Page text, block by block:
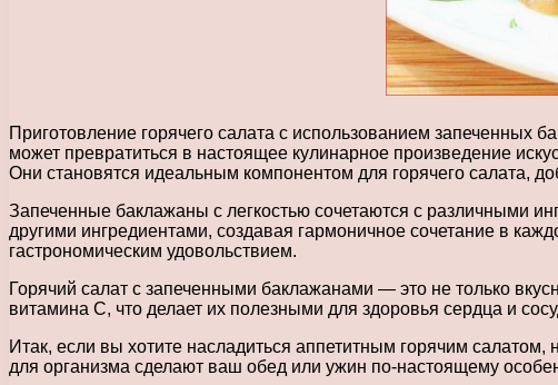
Приготовление горячего салата с использованием запеченных
может превратиться в настоящее кулинарное произведение
Они становятся идеальным компонентом для горячего салата,
Запеченные баклажаны с легкостью сочетаются с различными
другими ингредиентами, создавая гармоничное сочетание в
гастрономическим удовольствием.
Горячий салат с запеченными баклажанами — это не только
витамина С, что делает их полезными для здоровья сердца и
Итак, если вы хотите насладиться аппетитным горячим
для организма сделают ваш обед или ужин по-настоящему